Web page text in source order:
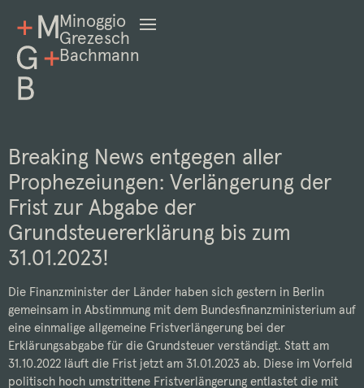
Minoggio
Grezesch
Bachmann
Breaking News entgegen aller
Prophezeiungen: Verlängerung der
Frist zur Abgabe der
Grundsteuererklärung bis zum
31.01.2023!
Die Finanzminister der Länder haben sich gestern in Berlin
gemeinsam in Abstimmung mit dem Bundesfinanzministerium auf
eine einmalige allgemeine Fristverlängerung bei der
Erklärungsabgabe für die Grundsteuer verständigt. Statt am
31.10.2022 läuft die Frist jetzt am 31.01.2023 ab. Diese im Vorfeld
politisch hoch umstrittene Fristverlängerung entlastet die mit